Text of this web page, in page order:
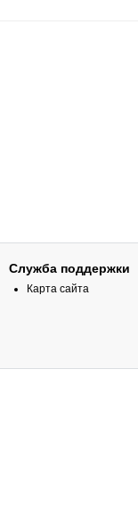
Служба поддержки
Карта сайта